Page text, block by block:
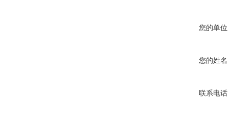
您的单位
您的姓名
联系电话